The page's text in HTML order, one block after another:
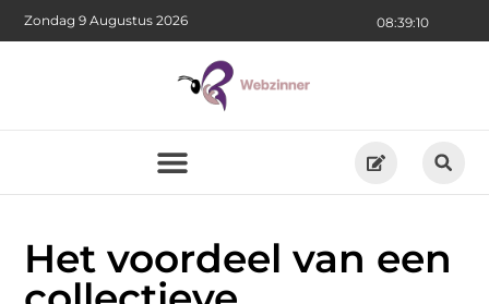
08:39:11
Zondag 9 Augustus 2026
Het voordeel van een